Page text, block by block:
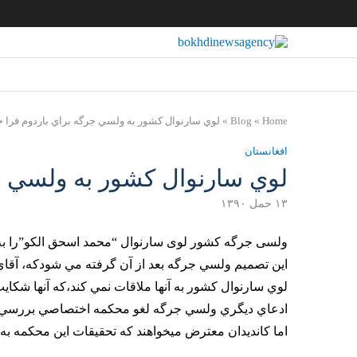
Home
»
Blog
» لوي سارنوال كشور به ولسي جرگه براي باردوم فرا
افغانستان
لوي سارنوال كشور به ولسي
۱۳ حمل ۱۳۹۰
ولسی جرگه كشور لوی سارنوال “محمد اسحق
اين تصميم ولسي جرگه بعد از آن گرفته مي شودكه،
لوي سارنوال كشور به آنها ملاقات نمي كند،كه آنها
ادعاي ديگري ولسي جرگه لغو محكمه اختصاصي بررسي
اما كانديدان معترض ميخواهند كه تحقيقات اين محكمه